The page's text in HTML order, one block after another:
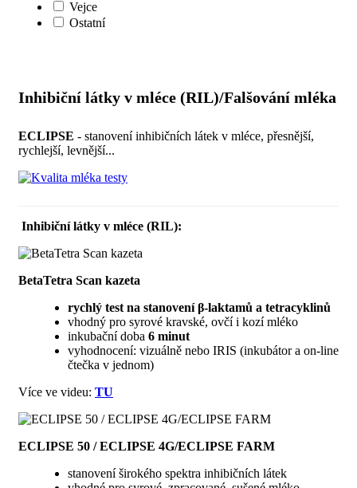
Vejce
Ostatní
Inhibiční látky v mléce (RIL)/Falšování mléka
ECLIPSE - stanovení inhibičních látek v mléce, přesnější,
rychlejší, levnější...
Inhibiční látky v mléce (RIL):
BetaTetra Scan kazeta
rychlý test na stanovení β-laktamů a tetracyklinů
vhodný pro syrové kravské, ovčí i kozí mléko
inkubační doba 6 minut
vyhodnocení: vizuálně nebo IRIS (inkubátor a on-line
čtečka v jednom)
Více ve videu: TU
ECLIPSE 50 / ECLIPSE 4G/ECLIPSE FARM
stanovení širokého spektra inhibičních látek